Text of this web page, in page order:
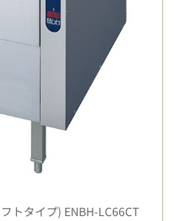
トタイプ) ENBH-LC66CT